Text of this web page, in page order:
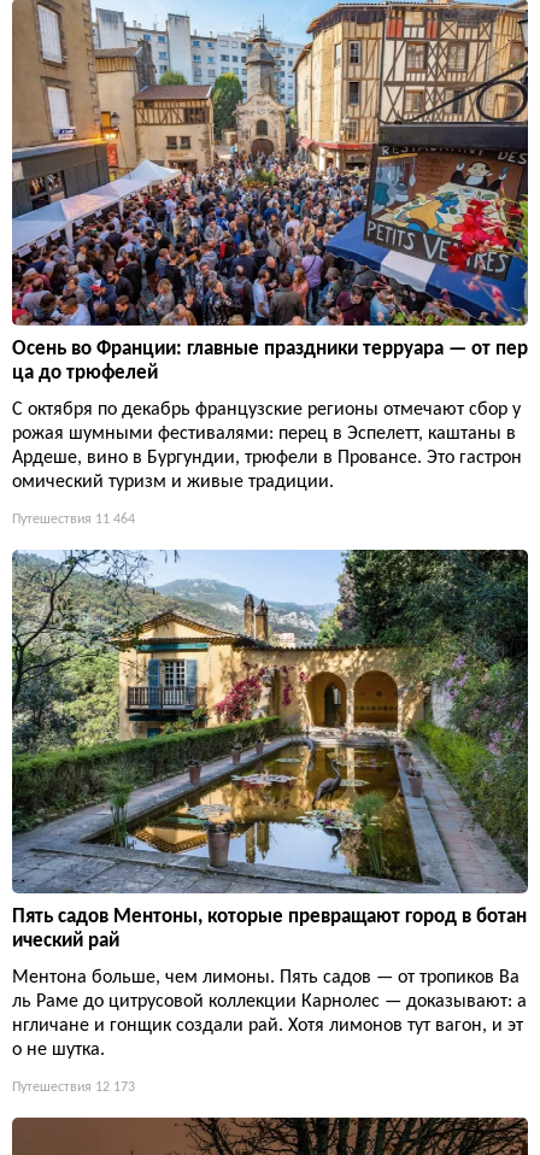
Осень во Франции: главные праздники терруара — от пер
ца до трюфелей
С октября по декабрь французские регионы отмечают сбор у
рожая шумными фестивалями: перец в Эспелетт, каштаны в
Ардеше, вино в Бургундии, трюфели в Провансе. Это гастрон
омический туризм и живые традиции.
Путешествия 11 464
Пять садов Ментоны, которые превращают город в ботан
ический рай
Ментона больше, чем лимоны. Пять садов — от тропиков Ва
ль Раме до цитрусовой коллекции Карнолес — доказывают: а
нгличане и гонщик создали рай. Хотя лимонов тут вагон, и эт
о не шутка.
Путешествия 12 173